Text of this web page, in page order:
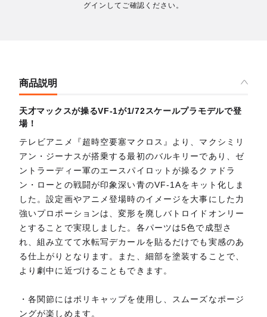
グインしてご確認ください。
商品説明
天才マックスが操るVF-1が1/72スケールプラモデルで登
場！
テレビアニメ『超時空要塞マクロス』より、マクシミリ
アン・ジーナスが搭乗する最初のバルキリーであり、ゼ
ントラーディー軍のエースパイロットが操るクァドラ
ン・ローとの戦闘が印象深い青のVF-1Aをキット化しま
した。設定画やアニメ登場時のイメージを大事にした力
強いプロポーションは、変形を廃しバトロイドオンリー
とすることで実現しました。各パーツは5色で成型さ
れ、組み立てて水転写デカールを貼るだけでも実感のあ
る仕上がりとなります。また、細部を塗装することで、
より劇中に近づけることもできます。
・各関節にはポリキャップを使用し、スムーズなポージ
ングが楽しめます。